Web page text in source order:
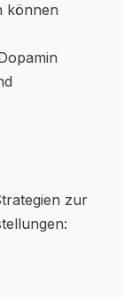
können
zur